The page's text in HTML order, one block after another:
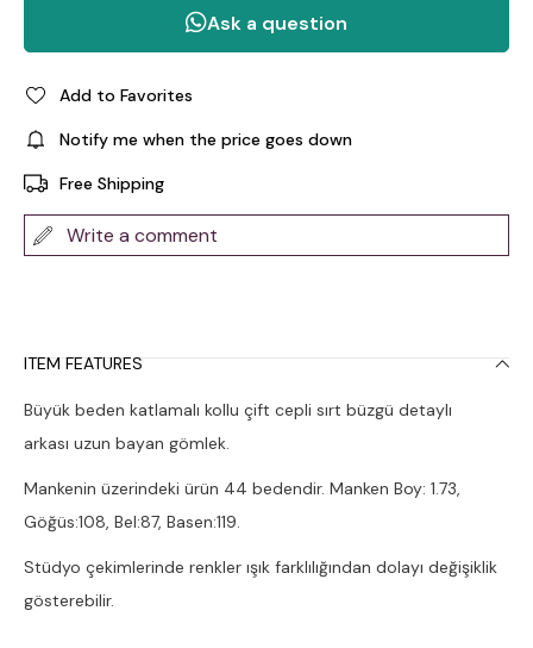
Add to Favorites
Notify me when the price goes down
Free Shipping
Write a comment
ITEM FEATURES
Büyük beden katlamalı kollu çift cepli sırt büzgü detaylı
arkası uzun bayan gömlek.
Mankenin üzerindeki ürün 44 bedendir. Manken Boy: 1.73,
Göğüs:108, Bel:87, Basen:119.
Stüdyo çekimlerinde renkler ışık farklılığından dolayı değişiklik
gösterebilir.